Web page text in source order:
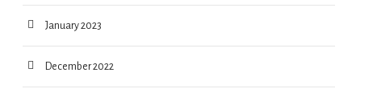
January 2023
December 2022